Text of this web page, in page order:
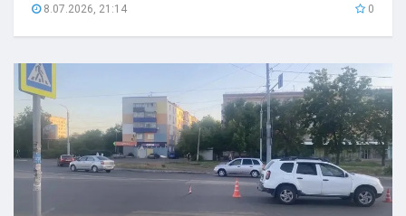
8.07.2026, 21:14 0